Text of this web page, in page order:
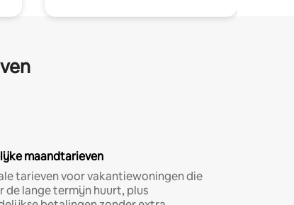
maandtarieven
tarieven voor vakantiewoningen die
de lange termijn huurt, plus